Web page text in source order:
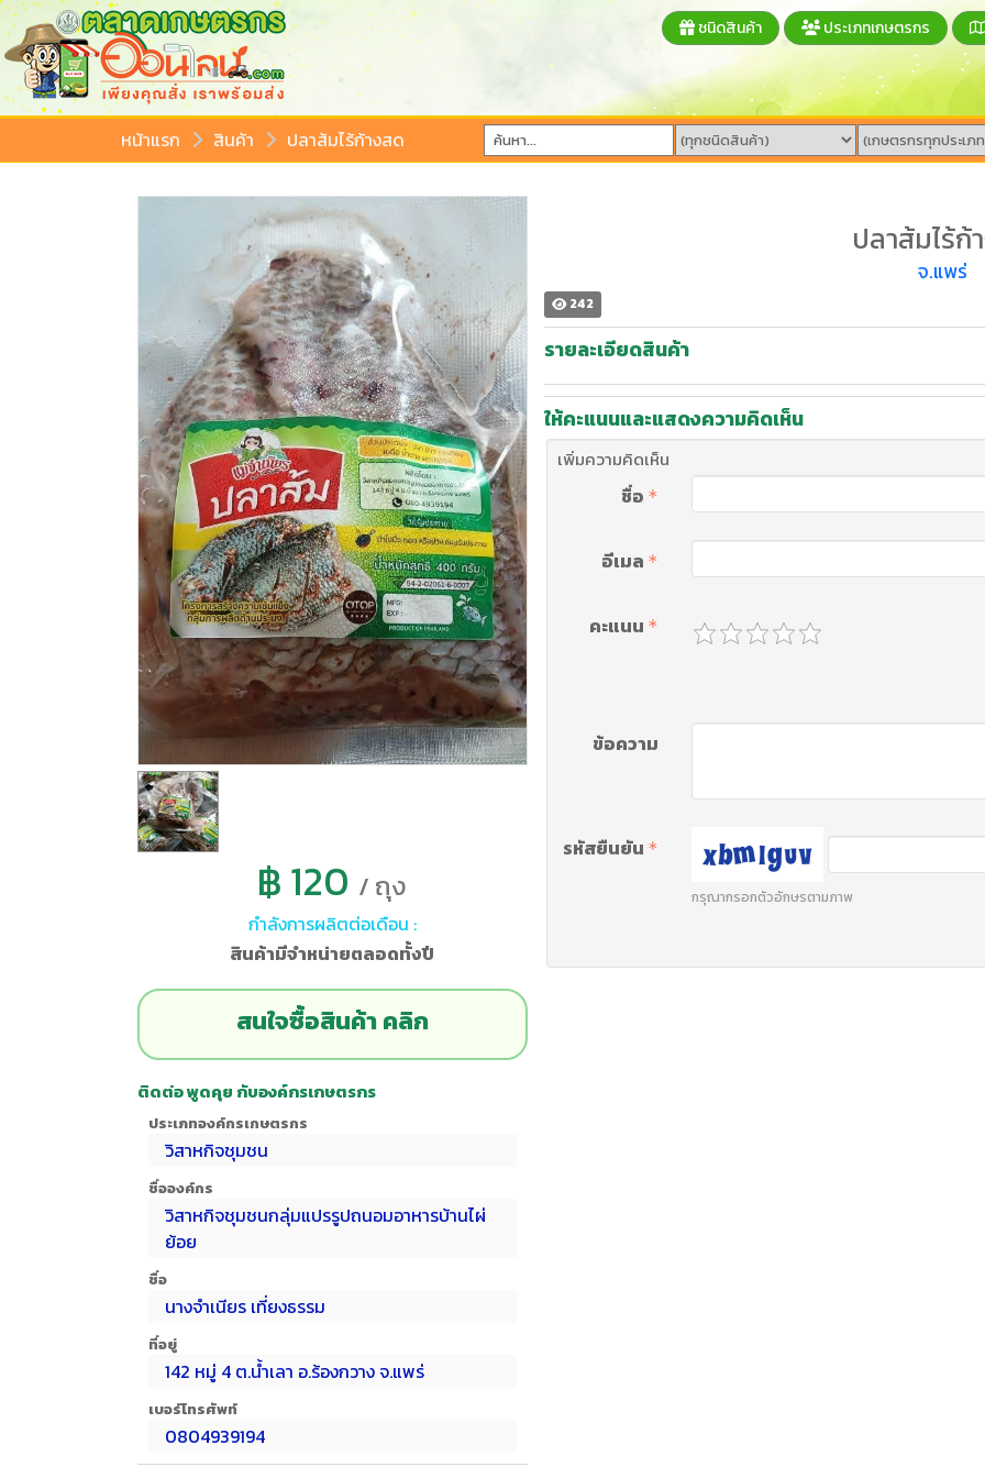
ชนิดสินค้า ประเภทเกษตรกร
หน้าแรก สินค้า ปลาส้มไร้ก้างสด
฿ 120 / ถุง
กำลังการผลิตต่อเดือน :
สินค้ามีจำหน่ายตลอดทั้งปี
สนใจซื้อสินค้า คลิก
ติดต่อ พูดคุย กับองค์กรเกษตรกร
ประเภทองค์กรเกษตรกร
วิสาหกิจชุมชน
ชื่อองค์กร
วิสาหกิจชุมชนกลุ่มแปรรูปถนอมอาหารบ้านไผ่
ย้อย
ชื่อ
นางจำเนียร เที่ยงธรรม
ที่อยู่
142 หมู่ 4 ต.น้ำเลา อ.ร้องกวาง จ.แพร่
เบอร์โทรศัพท์
0804939194
ปลาส้มไร้ก้
จ.แพร่
242
รายละเอียดสินค้า
ให้คะแนนและแสดงความคิดเห็น
เพิ่มความคิดเห็น
ชื่อ
อีเมล
คะแนน
ข้อความ
รหัสยืนยัน
กรุณากรอกตัวอักษรตามภาพ